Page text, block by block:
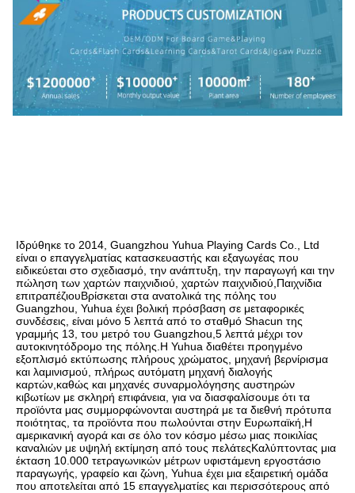
Ιδρύθηκε το 2014, Guangzhou Yuhua Playing Cards Co., Ltd
είναι ο επαγγελματίας κατασκευαστής και εξαγωγέας που
ειδικεύεται στο σχεδιασμό, την ανάπτυξη, την παραγωγή και την
πώληση των χαρτών παιχνιδιού, χαρτών παιχνιδιού,Παιχνίδια
επιτραπέζιουΒρίσκεται στα ανατολικά της πόλης του
Guangzhou, Yuhua έχει βολική πρόσβαση σε μεταφορικές
συνδέσεις, είναι μόνο 5 λεπτά από το σταθμό Shacun της
γραμμής 13, του μετρό του Guangzhou,5 λεπτά μέχρι τον
αυτοκινητόδρομο της πόλης.Η Yuhua διαθέτει προηγμένο
εξοπλισμό εκτύπωσης πλήρους χρώματος, μηχανή βερνίρισμα
και λαμινισμού, πλήρως αυτόματη μηχανή διαλογής
καρτών,καθώς και μηχανές συναρμολόγησης αυστηρών
κιβωτίων με σκληρή επιφάνεια, για να διασφαλίσουμε ότι τα
προϊόντα μας συμμορφώνονται αυστηρά με τα διεθνή πρότυπα
ποιότητας, τα προϊόντα που πωλούνται στην Ευρωπαϊκή,Η
αμερικανική αγορά και σε όλο τον κόσμο μέσω μιας ποικιλίας
καναλιών με υψηλή εκτίμηση από τους πελάτεςΚαλύπτοντας μια
έκταση 10.000 τετραγωνικών μέτρων υφιστάμενη εργοστάσιο
παραγωγής, γραφείο και ζώνη, Yuhua έχει μια εξαιρετική ομάδα
που αποτελείται από 15 επαγγελματίες και περισσότερους από